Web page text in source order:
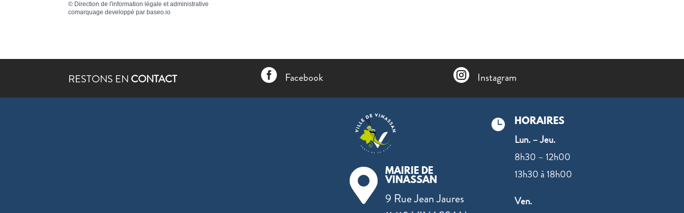
© Direction de l'information légale et administrative
comarquage developpé par baseo.io
RESTONS EN CONTACT  Facebook  Instagram

MAIRIE DE
VINASSAN
9 Rue Jean Jaures
 HORAIRES
Lun. – Jeu.
8h30 – 12h00
13h30 à 18h00
Ven.